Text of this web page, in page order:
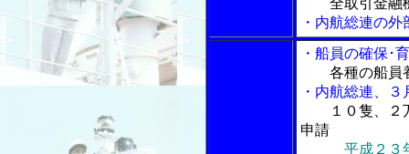
全取引金融
・内航総連の
・船員の確保･
各種の船員
・内航総連、
１０隻、
申請
平成２３